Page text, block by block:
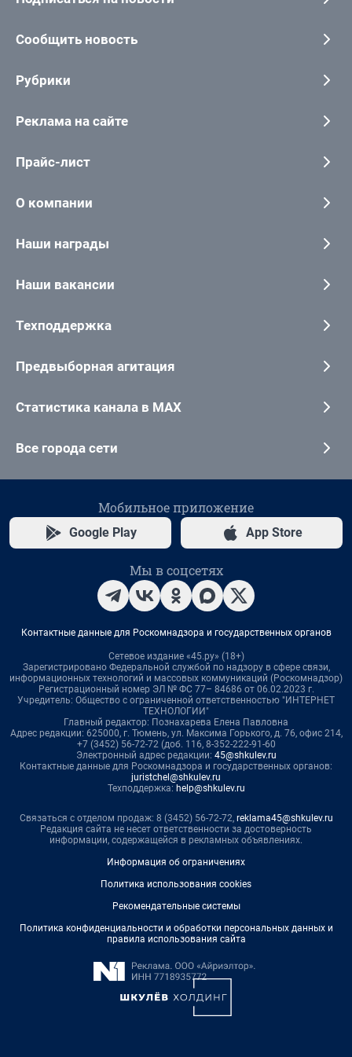
Сообщить новость
Рубрики
Реклама на сайте
Прайс-лист
О компании
Наши награды
Наши вакансии
Техподдержка
Предвыборная агитация
Статистика канала в MAX
Все города сети
Мобильное приложение
Google Play App Store
Мы в соцсетях
Контактные данные для Роскомнадзора и государственных органов
Сетевое издание «45.ру» (18+)
Зарегистрировано Федеральной службой по надзору в сфере связи,
информационных технологий и массовых коммуникаций (Роскомнадзор)
Регистрационный номер ЭЛ № ФС 77– 84686 от 06.02.2023 г.
Учредитель: Общество с ограниченной ответственностью "ИНТЕРНЕТ
ТЕХНОЛОГИИ"
Главный редактор: Познахарева Елена Павловна
Адрес редакции: 625000, г. Тюмень, ул. Максима Горького, д. 76, офис 214,
+7 (3452) 56-72-72 (доб. 116, 8-352-222-91-60
Электронный адрес редакции: 45@shkulev.ru
Контактные данные для Роскомнадзора и государственных органов:
juristchel@shkulev.ru
Техподдержка: help@shkulev.ru
Связаться с отделом продаж: 8 (3452) 56-72-72, reklama45@shkulev.ru
Редакция сайта не несет ответственности за достоверность
информации, содержащейся в рекламных объявлениях.
Информация об ограничениях
Политика использования cookies
Рекомендательные системы
Политика конфиденциальности и обработки персональных данных и
правила использования сайта